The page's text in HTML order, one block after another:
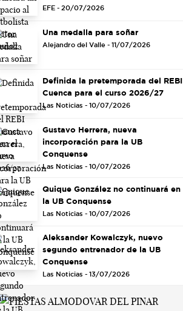
EFE - 20/07/2026
Una medalla para soñar
Alejandro del Valle - 11/07/2026
Definida la pretemporada del REBI
Cuenca para el curso 2026/27
Las Noticias - 10/07/2026
Gustavo Herrera, nueva
incorporación para la UB
Conquense
Las Noticias - 10/07/2026
Quique González no continuará en
la UB Conquense
Las Noticias - 10/07/2026
Aleksander Kowalczyk, nuevo
segundo entrenador de la UB
Conquense
Las Noticias - 13/07/2026